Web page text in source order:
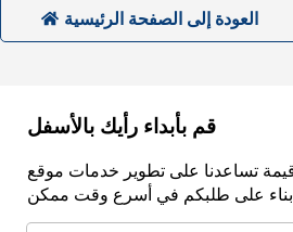
العودة إلى الصفحة الرئيسية
قم بأبداء رأيك بالأسفل
قيمة تساعدنا على تطوير خدمات موقع